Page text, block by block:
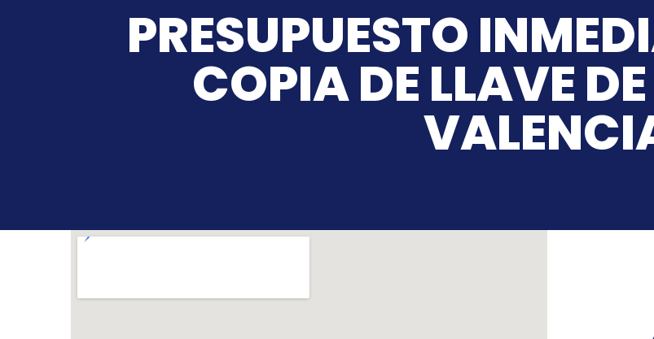
PRESUPUESTO
COPIA DE LLAVE